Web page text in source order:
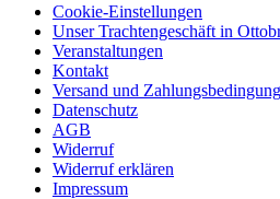
Cookie-Einstellungen
Unser Trachtengeschäft in
Veranstaltungen
Kontakt
Versand und
Datenschutz
AGB
Widerruf
Widerruf erklären
Impressum